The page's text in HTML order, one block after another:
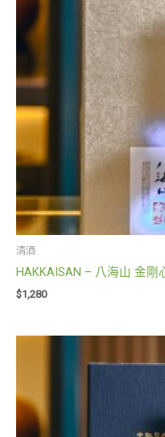
清酒
HAKKAISAN – 八海山 金
$1,280